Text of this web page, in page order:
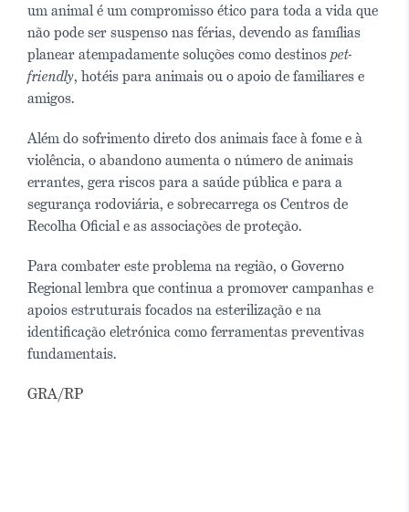
um animal é um compromisso ético para toda a vida que
não pode ser suspenso nas férias, devendo as famílias
planear atempadamente soluções como destinospet-
friendly, hotéis para animais ou o apoio de familiares e
amigos.
Além do sofrimento direto dos animais face à fome e à
violência, o abandono aumenta o número de animais
errantes, gera riscos para a saúde pública e para a
segurança rodoviária, e sobrecarrega os Centros de
Recolha Oficial e as associações de proteção.
Para combater este problema na região, o Governo
Regional lembra que continua a promover campanhas e
apoios estruturais focados na esterilização e na
identificação eletrónica como ferramentas preventivas
fundamentais.
GRA/RP